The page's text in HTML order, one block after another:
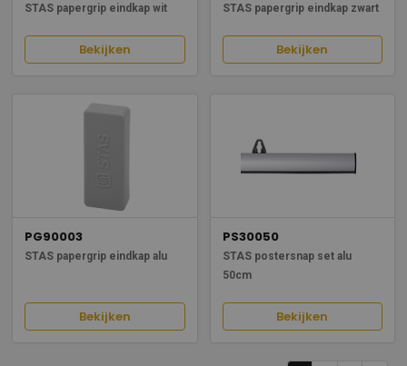
STAS papergrip eindkap wit
Bekijken
STAS papergrip eindkap zwart
Bekijken
PG90003
STAS papergrip eindkap alu
Bekijken
PS30050
STAS postersnap set alu
50cm
Bekijken